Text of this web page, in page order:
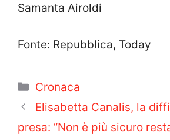
Samanta Airoldi
Fonte: Repubblica, Today
Categorie
Cronaca
Elisabetta Canalis, la
presa: “Non è più sicuro